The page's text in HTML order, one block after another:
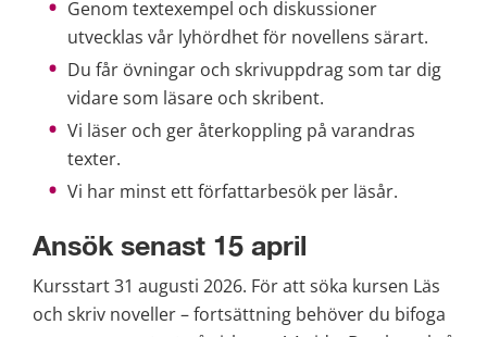
Genom textexempel och diskussioner
utvecklas vår lyhördhet för novellens särart.
Du får övningar och skrivuppdrag som tar dig
vidare som läsare och skribent.
Vi läser och ger återkoppling på varandras
texter.
Vi har minst ett författarbesök per läsår.
Ansök senast 15 april
Kursstart 31 augusti 2026. För att söka kursen Läs
och skriv noveller – fortsättning behöver du bifoga